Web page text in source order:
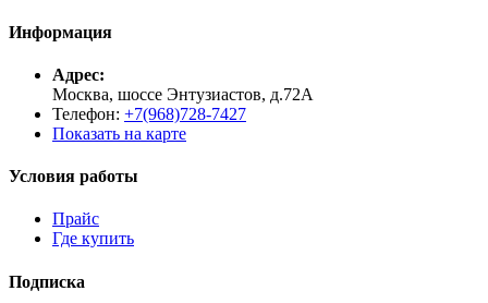
Информация
Адрес:
Москва, шоссе Энтузиастов, д.72А
Телефон: +7(968)728-7427
Показать на карте
Условия работы
Прайс
Где купить
Подписка